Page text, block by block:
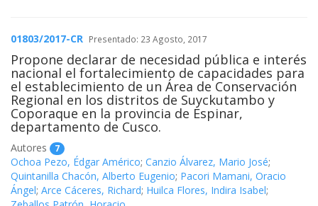
01803/2017-CR Presentado: 23 Agosto, 2017
Propone declarar de necesidad pública e interés
nacional el fortalecimiento de capacidades para
el establecimiento de un Área de Conservación
Regional en los distritos de Suyckutambo y
Coporaque en la provincia de Espinar,
departamento de Cusco.
Autores 7
Ochoa Pezo, Édgar Américo; Canzio Álvarez, Mario José;
Quintanilla Chacón, Alberto Eugenio; Pacori Mamani, Oracio
Ángel; Arce Cáceres, Richard; Huilca Flores, Indira Isabel;